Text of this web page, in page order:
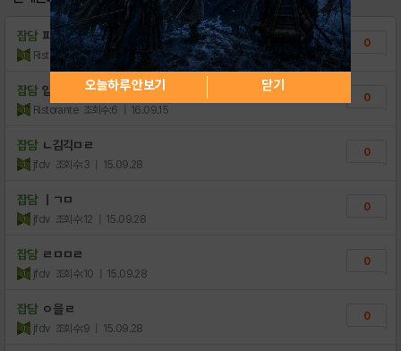
잡담 피곤함
Ristorante 조회수:8 | 16.09.15
0
잡담 입겟 ~
Ristorante 조회수:6 | 16.09.15
0
잡담 ㄴ김긱ㅁㄹ
jfdv 조회수:3 | 15.09.28
0
잡담 ㅣㄱㅁ
jfdv 조회수:12 | 15.09.28
0
잡담 ㄹㅁㅁㄹ
jfdv 조회수:10 | 15.09.28
0
잡담 ㅇ을 ㄹ
jfdv 조회수:9 | 15.09.28
0
오늘하루 안보기 닫기